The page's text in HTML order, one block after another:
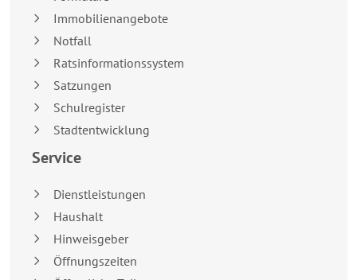
Immobilienangebote
Notfall
Ratsinformationssystem
Satzungen
Schulregister
Stadtentwicklung
Service
Dienstleistungen
Haushalt
Hinweisgeber
Öffnungszeiten